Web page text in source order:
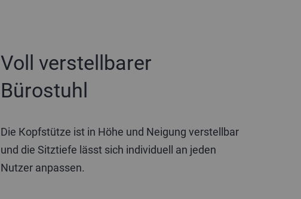
Voll verstellbarer
Bürostuhl
Die Kopfstütze ist in Höhe und Neigung verstellbar
und die Sitztiefe lässt sich individuell an jeden
Nutzer anpassen.